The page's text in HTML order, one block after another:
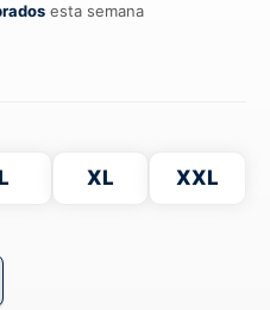
esta semana
L XL XXL